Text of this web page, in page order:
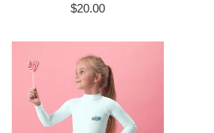
Regular
$20.00